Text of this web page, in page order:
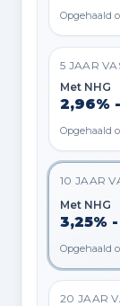
Opgehaald
5 JAAR
Met NHG
2,96%
Opgehaald
10 JAAR
Met NHG
3,25%
Opgehaald
20 JAAR